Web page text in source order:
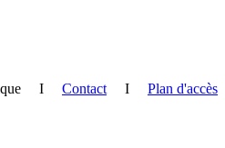
I Contact I Plan d'accès